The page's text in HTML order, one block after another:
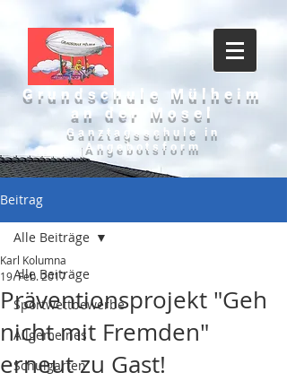
Grundschule Mülheim
an der Mosel
Ganztagsschule in
Angebotsform
Beitrag
Alle Beiträge
Sportwettbewerbe
Allgemeines
Schulgarten
Alle Beiträge
Präventionsprojekt "Geh
nicht mit Fremden"
erneut zu Gast!
Karl Kolumna
19. Feb. 2017